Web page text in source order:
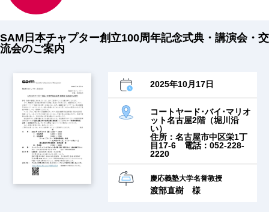
SAM日本チャプター創立100周年記念式典・講演会・交
流会のご案内
2025年10月17日
コートヤード･バイ･マリオ
ット名古屋2階（堀川沿
い）
住所：名古屋市中区栄1丁
目17-6 電話：052-228-
2220
慶応義塾大学名誉教授
渡部直樹 様